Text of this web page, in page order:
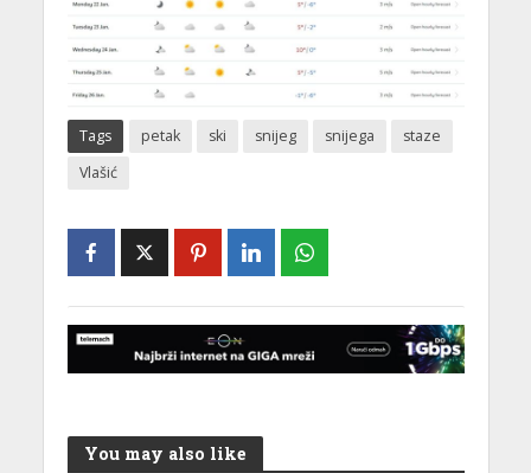
Tags petak ski snijeg snijega
staze
Vlašić
You may also like